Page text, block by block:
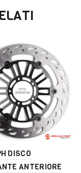
Le
opzioni
essere
scelte
nella
pagina
del
prodotto
DISCO
ANTERIORE